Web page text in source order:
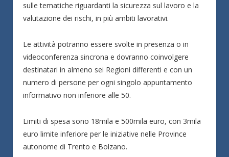
sulle tematiche riguardanti la sicurezza sul lavoro e la
valutazione dei rischi, in più ambiti lavorativi.
Le attività potranno essere svolte in presenza o in
videoconferenza sincrona e dovranno coinvolgere
destinatari in almeno sei Regioni differenti e con un
numero di persone per ogni singolo appuntamento
informativo non inferiore alle 50.
Limiti di spesa sono 18mila e 500mila euro, con 3mila
euro limite inferiore per le iniziative nelle Province
autonome di Trento e Bolzano.